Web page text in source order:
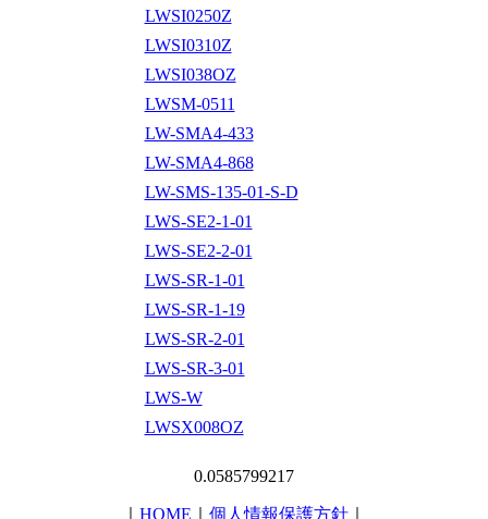
LWSI0250Z
LWSI0310Z
LWSI038OZ
LWSM-0511
LW-SMA4-433
LW-SMA4-868
LW-SMS-135-01-S-D
LWS-SE2-1-01
LWS-SE2-2-01
LWS-SR-1-01
LWS-SR-1-19
LWS-SR-2-01
LWS-SR-3-01
LWS-W
LWSX008OZ
0.0585799217
HOME 個人情報保護方針